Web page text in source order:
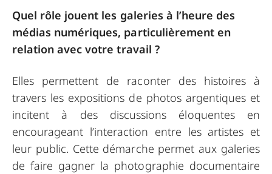
Quel rôle jouent les galeries à l’heure des
médias numériques, particulièrement en
relation avec votre travail ?
Elles permettent de raconter des histoires à
travers les expositions de photos argentiques et
incitent à des discussions éloquentes en
encourageant l’interaction entre les artistes et
leur public. Cette démarche permet aux galeries
de faire gagner la photographie documentaire